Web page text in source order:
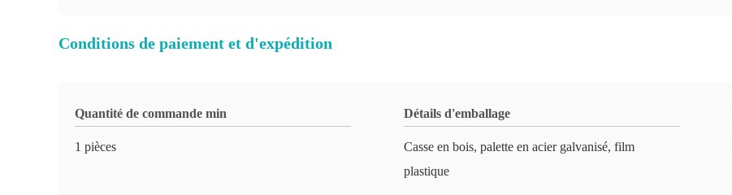
Conditions de paiement et d'expédition
Quantité de commande min
1 pièces
Détails d'emballage
Casse en bois, palette en acier galvanisé, film
plastique